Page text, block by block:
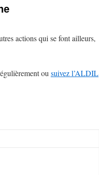
le
actions qui se font ailleurs,
ou suivez l’ALDIL